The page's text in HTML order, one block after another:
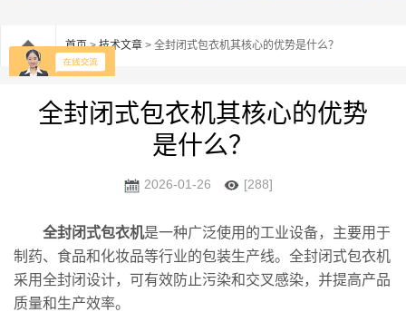
首页>技术文章 > 全封闭式包衣机其核心的优势是什么？
全封闭式包衣机其核心的优势
是什么？
2026-01-26 [288]
全封闭式包衣机是一种广泛使用的工业设备，主要用于
制药、食品和化妆品等行业的包装生产线。全封闭式包衣机
采用全封闭设计，可有效防止污染和交叉感染，并提高产品
质量和生产效率。